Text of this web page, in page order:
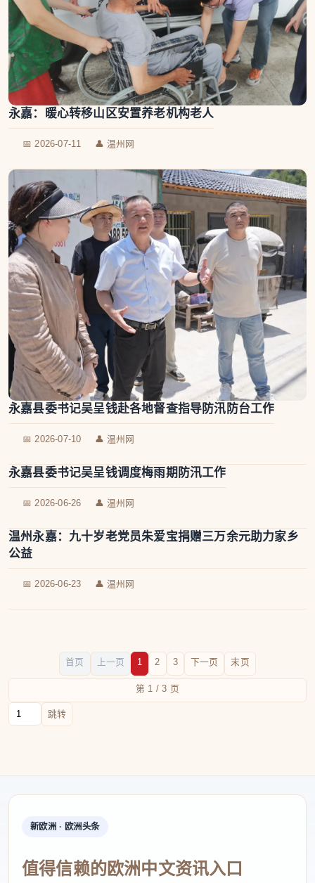
永嘉：暖心转移山区安置养老机构老人
📅 2026-07-11 👤 温州网
永嘉县委书记吴呈钱赴各地督查指导防汛防台工作
📅 2026-07-10 👤 温州网
永嘉县委书记吴呈钱调度梅雨期防汛工作
📅 2026-06-26 👤 温州网
温州永嘉：九十岁老党员朱爱宝捐赠三万余元助力家乡
公益
📅 2026-06-23 👤 温州网
首页 上一页 1 2 3 下一页 末页
第 1 / 3 页
跳转到页码
跳转
新欧洲 · 欧洲头条
值得信赖的欧洲中文资讯入口